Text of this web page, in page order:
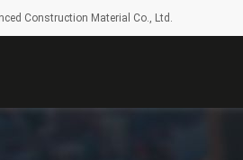
Construction Material Co., Ltd.